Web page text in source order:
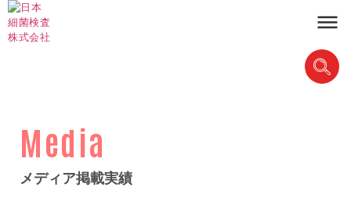
Media
メディア掲載実績